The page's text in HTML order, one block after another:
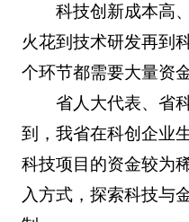
科技创新成本高
火花到技术研发再到
个环节都需要大量资金
省人大代表、省
到，我省在科创企业
科技项目的资金较为
入方式，探索科技与